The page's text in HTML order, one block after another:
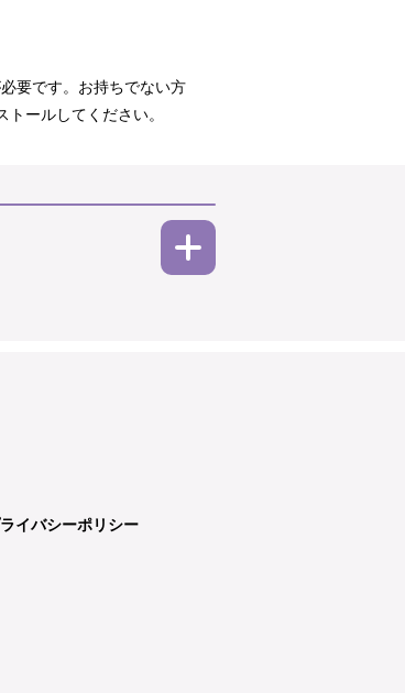
要です。お持ちでない方
ールしてください。
イバシーポリシー